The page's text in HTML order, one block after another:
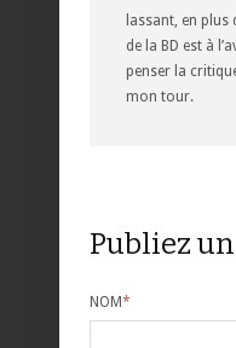
lassant, en plus
de la BD est à
penser la
mon tour.
Publiez
NOM*